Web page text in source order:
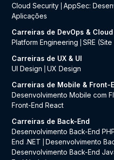
Cloud Security AppSec:
Aplicações
Carreiras de DevOps & Cloud
Platform Engineering
SRE
Carreiras de UX & UI
UI Design
UX Design
Carreiras de Mobile & Front-
Desenvolvimento Mobile com
Front-End React
Carreiras de Back-End
Desenvolvimento Back-End
End .NET
Desenvolvimento
Desenvolvimento Back-End